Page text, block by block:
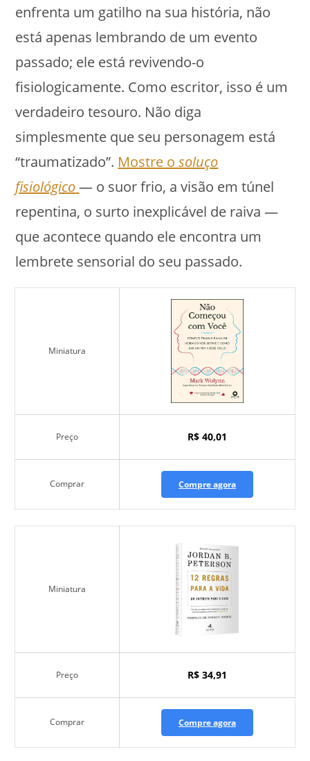
enfrenta um gatilho na sua história, não
está apenas lembrando de um evento
passado; ele está revivendo-o
fisiologicamente. Como escritor, isso é um
verdadeiro tesouro. Não diga
simplesmente que seu personagem está
“traumatizado”. Mostre osoluço
fisiológico — o suor frio, a visão em túnel
repentina, o surto inexplicável de raiva —
que acontece quando ele encontra um
lembrete sensorial do seu passado.
Miniatura
Preço R$ 40,01
Comprar Compre agora
Miniatura
Preço R$ 34,91
Comprar Compre agora